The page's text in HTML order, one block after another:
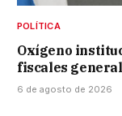
POLÍTICA
Oxígeno
fiscales
6 de agosto de 2026